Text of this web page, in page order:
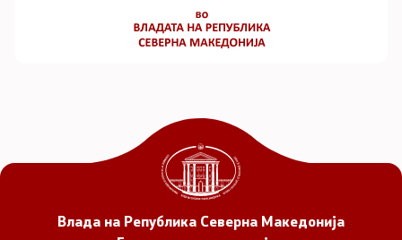
Влада на Република Северна Македонија